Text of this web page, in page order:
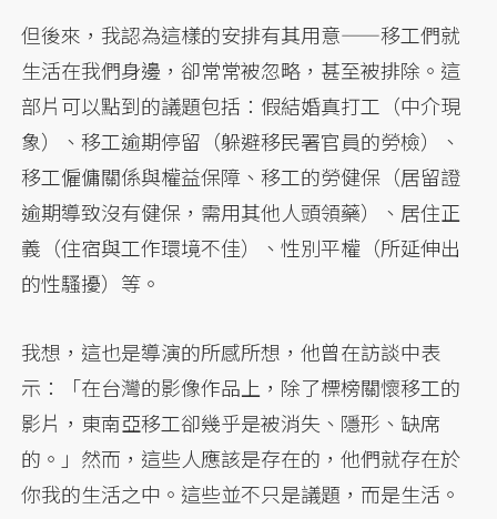
但後來，我認為這樣的安排有其用意——移工們就
生活在我們身邊，卻常常被忽略，甚至被排除。這
部片可以點到的議題包括：假結婚真打工（中介現
象）、移工逾期停留（躲避移民署官員的勞檢）、
移工僱傭關係與權益保障、移工的勞健保（居留證
逾期導致沒有健保，需用其他人頭領藥）、居住正
義（住宿與工作環境不佳）、性別平權（所延伸出
的性騷擾）等。
我想，這也是導演的所感所想，他曾在訪談中表
示：「在台灣的影像作品上，除了標榜關懷移工的
影片，東南亞移工卻幾乎是被消失、隱形、缺席
的。」然而，這些人應該是存在的，他們就存在於
你我的生活之中。這些並不只是議題，而是生活。